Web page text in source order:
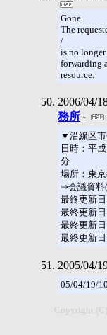
Gone
The
/
is no
forwarding
resource.
2006/04/
務所
▼沿線区市
日時：平
分
場所：東
⇒会議資料
最終更新
最終更新
最終更新
最終更新
2005/04/
05/04/19/
Copyright